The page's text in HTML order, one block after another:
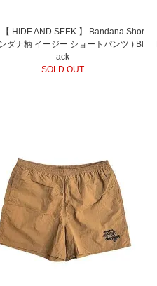
【 HIDE AND SEEK 】 Bandana Shor
ダナ柄 イージー ショートパンツ ) Bl
ack
SOLD OUT